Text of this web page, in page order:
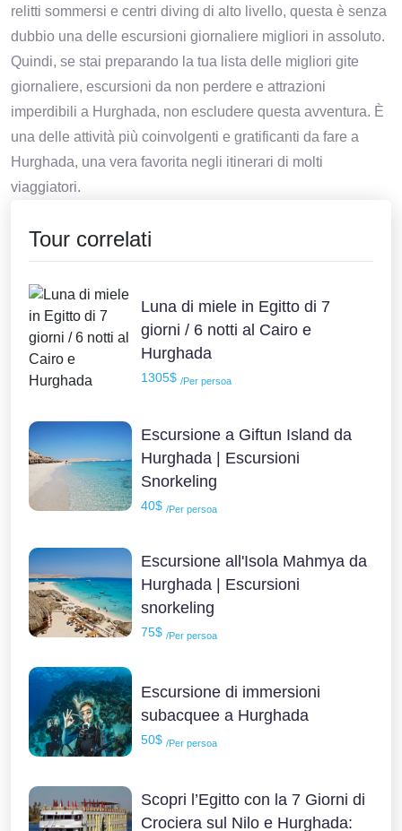
relitti sommersi e centri diving di alto livello, questa è senza
dubbio una delle escursioni giornaliere migliori in assoluto.
Quindi, se stai preparando la tua lista delle migliori gite
giornaliere, escursioni da non perdere e attrazioni
imperdibili a Hurghada, non escludere questa avventura. È
una delle attività più coinvolgenti e gratificanti da fare a
Hurghada, una vera favorita negli itinerari di molti
viaggiatori.
Tour correlati
Luna di miele in Egitto di 7
giorni / 6 notti al Cairo e
Hurghada
1305$ /Per persoa
Escursione a Giftun Island da
Hurghada | Escursioni
Snorkeling
40$ /Per persoa
Escursione all'Isola Mahmya da
Hurghada | Escursioni
snorkeling
75$ /Per persoa
Escursione di immersioni
subacquee a Hurghada
50$ /Per persoa
Scopri l’Egitto con la 7 Giorni di
Crociera sul Nilo e Hurghada: